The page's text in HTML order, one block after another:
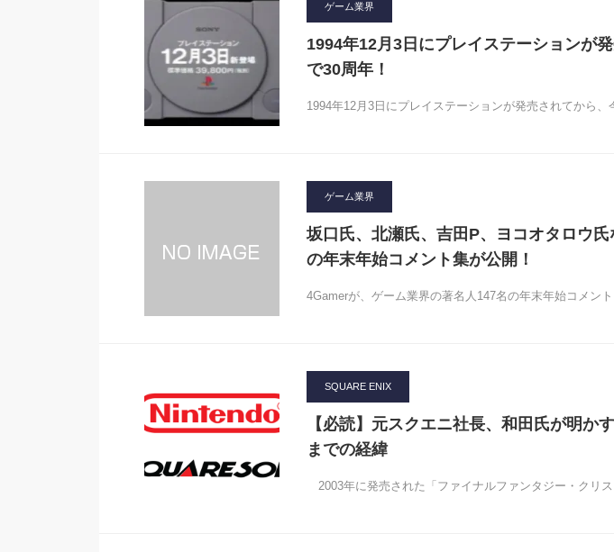
ゲーム業界
1994年12月3日にプレイステーションが
で30周年！
1994年12月3日にプレイステーションが発売されてから
ゲーム業界
坂口氏、北瀬氏、吉田P、ヨコオタロウ
の年末年始コメント集が公開！
4Gamerが、ゲーム業界の著名人147名の年末年始コメン
SQUARE ENIX
【必読】元スクエニ社長、和田氏が明か
までの経緯
2003年に発売された「ファイナルファンタジー・クリ